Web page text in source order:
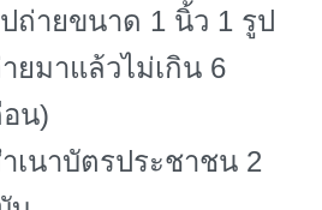
ถ่ายขนาด 1 นิ้ว 1 รูป
ยมาแล้วไม่เกิน 6
อน)
เนาบัตรประชาชน 2